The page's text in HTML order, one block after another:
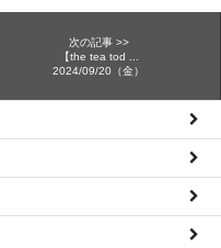
次の記事 >>
【the tea tod ...
2024/09/20（金）